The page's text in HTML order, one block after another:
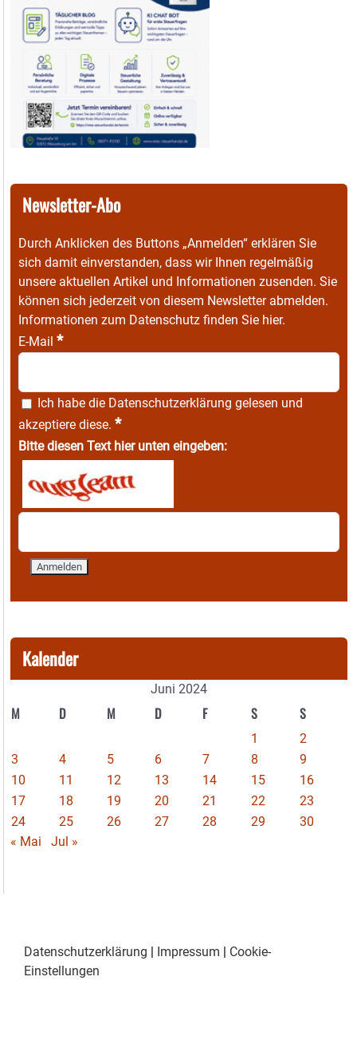
Newsletter-Abo
Durch Anklicken des Buttons „Anmelden“ erklären Sie
sich damit einverstanden, dass wir Ihnen regelmäßig
unsere aktuellen Artikel und Informationen zusenden. Sie
können sich jederzeit von diesem Newsletter abmelden.
Informationen zum Datenschutz finden Sie hier.
E-Mail *
Ich habe die Datenschutzerklärung gelesen und
akzeptiere diese. *
Bitte diesen Text hier unten eingeben:
Kalender
Juni 2024
M D M D F S S
1
2
3
4 5 6 7 8
9
10
11 12 13 14 15
16
17
18 19 20 21 22
23
24
25 26 27 28 29
30
« Mai
Jul »
Datenschutzerklärung | Impressum | Cookie-
Einstellungen